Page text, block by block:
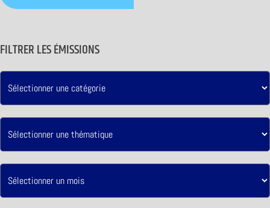
FILTRER LES ÉMISSIONS